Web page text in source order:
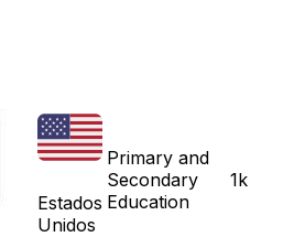
Estados
Unidos
Primary and
Secondary
Education
1k